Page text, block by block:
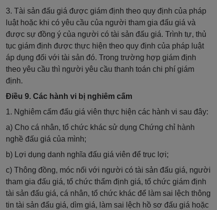
3. Tài sản đấu giá được giám định theo quy định của pháp
luật hoặc khi có yêu cầu của người tham gia đấu giá và
được sự đồng ý của người có tài sản đấu giá. Trình tự, thủ
tục giám định được thực hiện theo quy định của pháp luật
áp dụng đối với tài sản đó. Trong trường hợp giám định
theo yêu cầu thì người yêu cầu thanh toán chi phí giám
định.
Điều 9. Các hành vi bị nghiêm cấm
1. Nghiêm cấm đấu giá viên thực hiện các hành vi sau đây:
a) Cho cá nhân, tổ chức khác sử dụng Chứng chỉ hành
nghề đấu giá của mình;
b) Lợi dụng danh nghĩa đấu giá viên để trục lợi;
c) Thông đồng, móc nối với người có tài sản đấu giá, người
tham gia đấu giá, tổ chức thẩm định giá, tổ chức giám định
tài sản đấu giá, cá nhân, tổ chức khác để làm sai lệch thông
tin tài sản đấu giá, dìm giá, làm sai lệch hồ sơ đấu giá hoặc